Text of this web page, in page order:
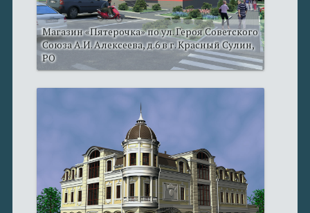
Магазин «Пятерочка» по ул. Героя Советского
Союза А.И. Алексеева, д.6 в г. Красный Сулин,
РО